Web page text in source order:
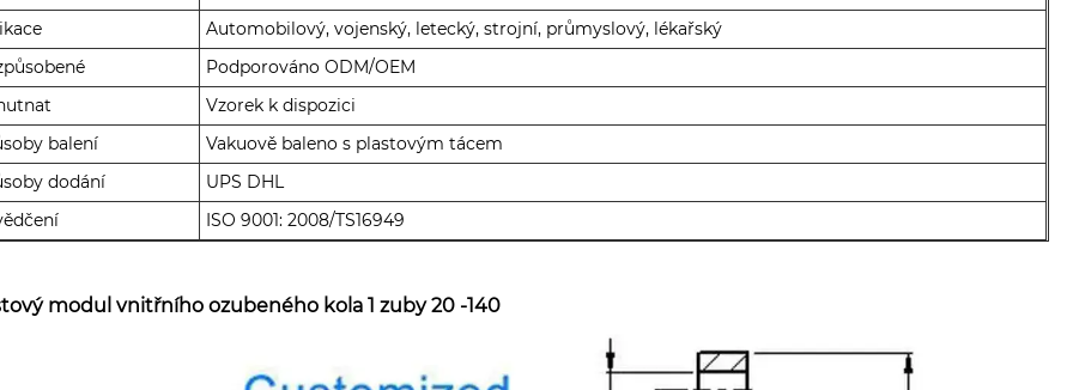
Automobilový, vojenský, letecký, strojní, průmyslový, lékařský
Podporováno ODM/OEM
Vzorek k dispozici
balení
Vakuově baleno s plastovým tácem
dodání
UPS DHL
ISO 9001: 2008/TS16949
modul vnitřního ozubeného kola 1 zuby 20 -140